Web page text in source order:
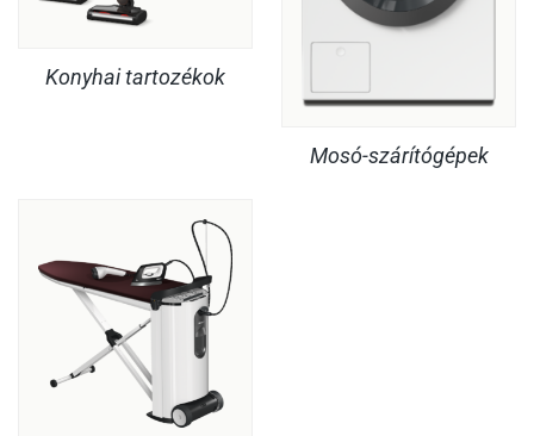
Konyhai tartozékok
Mosó-szárítógépek